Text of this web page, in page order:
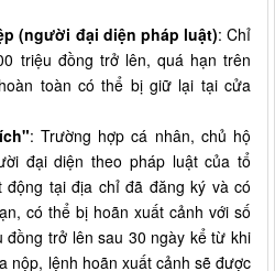
(người đại diện pháp luật): Chỉ
triệu đồng trở lên, quá hạn trên
toàn có thể bị giữ lại tại cửa
: Trường hợp cá nhân, chủ hộ
đại diện theo pháp luật của tổ
động tại địa chỉ đã đăng ký và có
có thể bị hoãn xuất cảnh với số
đồng trở lên sau 30 ngày kể từ khi
nộp, lệnh hoãn xuất cảnh sẽ được